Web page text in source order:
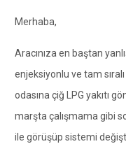
Merhaba,
Aracınıza en baştan
enjeksiyonlu ve tam
odasına çiğ LPG yakıtı
marşta çalışmama gibi
ile görüşüp sistemi